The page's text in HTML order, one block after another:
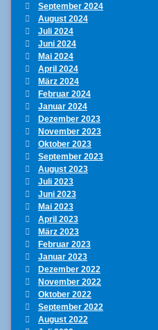
September 2024
August 2024
Juli 2024
Juni 2024
Mai 2024
April 2024
März 2024
Februar 2024
Januar 2024
Dezember 2023
November 2023
Oktober 2023
September 2023
August 2023
Juli 2023
Juni 2023
Mai 2023
April 2023
März 2023
Februar 2023
Januar 2023
Dezember 2022
November 2022
Oktober 2022
September 2022
August 2022